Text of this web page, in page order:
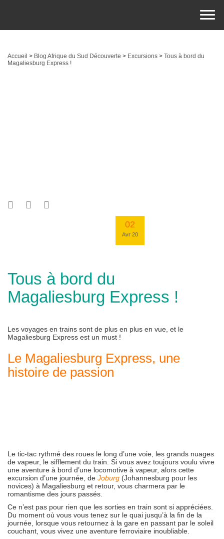
Accueil > Blog Afrique du Sud Découverte > Excursions > Tous à bord du
Magaliesburg Express !
02
Avr 20
Tous à bord du
Magaliesburg Express !
Les voyages en trains sont de plus en plus en vue, et le
Magaliesburg Express est un must !
Le Magaliesburg Express, une
histoire de passion
Le tic-tac rythmé des roues le long d’une voie, les grands nuages
de vapeur, le sifflement du train. Si vous avez toujours voulu vivre
une aventure à bord d’une locomotive à vapeur, alors cette
excursion d’une journée, de Joburg (Johannesburg pour les
novices) à Magaliesburg et retour, vous charmera par le
romantisme des jours passés.
Ce n’est pas pour rien que les sorties en train sont si appréciées.
Du moment où vous vous tenez sur le quai jusqu’à la fin de la
journée, lorsque vous retournez à la gare en passant par le soleil
couchant, vous vivez une aventure ferroviaire inoubliable.